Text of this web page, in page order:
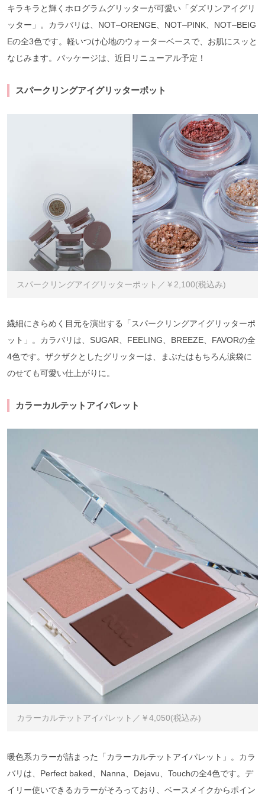
キラキラと輝くホログラムグリッターが可愛い「ダズリンアイグリ
ッター」。カラバリは、NOT–ORENGE、NOT–PINK、NOT–BEIG
Eの全3色です。軽いつけ心地のウォーターベースで、お肌にスッと
なじみます。パッケージは、近日リニューアル予定！
スパークリングアイグリッターポット
スパークリングアイグリッターポット／￥2,100(税込み)
繊細にきらめく目元を演出する「スパークリングアイグリッターポ
ット」。カラバリは、SUGAR、FEELING、BREEZE、FAVORの全
4色です。ザクザクとしたグリッターは、まぶたはもちろん涙袋に
のせても可愛い仕上がりに。
カラーカルテットアイパレット
カラーカルテットアイパレット／￥4,050(税込み)
暖色系カラーが詰まった「カラーカルテットアイパレット」。カラ
バリは、Perfect baked、Nanna、Dejavu、Touchの全4色です。デ
イリー使いできるカラーがそろっており、ベースメイクからポイン